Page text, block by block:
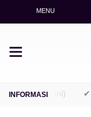
MENU
/ Perhutani) ✔